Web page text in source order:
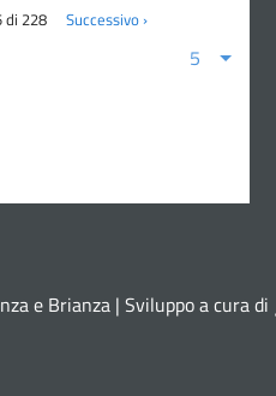
e Brianza | Sviluppo a cura di